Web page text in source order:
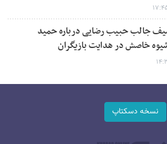
جالب حبیب رضایی درباره حمید
خاصش در هدایت بازیگران
نسخه دسکتاپ